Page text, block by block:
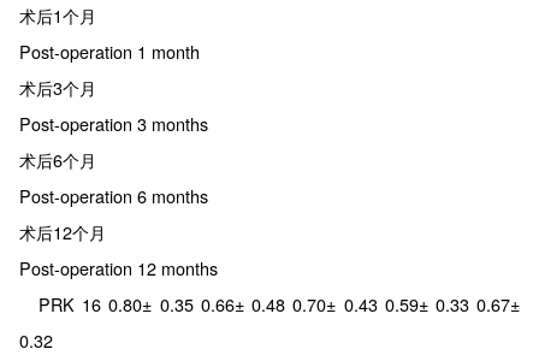
术后1个月
Post-operation 1 month
术后3个月
Post-operation 3 months
术后6个月
Post-operation 6 months
术后12个月
Post-operation 12 months
PRK 16 0.80± 0.35 0.66± 0.48 0.70± 0.43 0.59± 0.33 0.67±
0.32